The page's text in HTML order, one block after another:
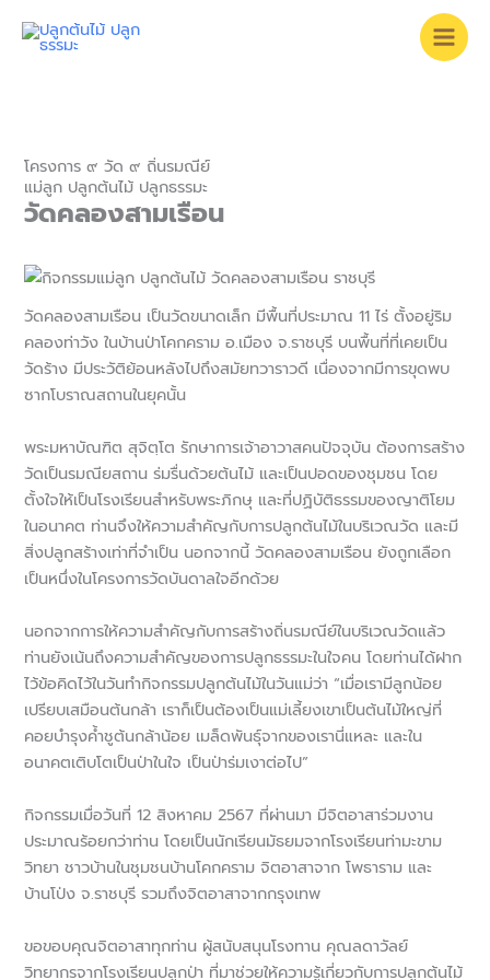
โครงการ ๙ วัด ๙ ถิ่นรมณีย์
แม่ลูก ปลูกต้นไม้ ปลูกธรรมะ
วัดคลองสามเรือน
วัดคลองสามเรือน เป็นวัดขนาดเล็ก มีพื้นที่ประมาณ 11 ไร่ ตั้งอยู่ริม
คลองท่าวัง ในบ้านป่าโคกคราม อ.เมือง จ.ราชบุรี บนพื้นที่ที่เคยเป็น
วัดร้าง มีประวัติย้อนหลังไปถึงสมัยทวาราวดี เนื่องจากมีการขุดพบ
ซากโบราณสถานในยุคนั้น
พระมหาบัณฑิต สุจิตฺโต รักษาการเจ้าอาวาสคนปัจจุบัน ต้องการสร้าง
วัดเป็นรมณียสถาน ร่มรื่นด้วยต้นไม้ และเป็นปอดของชุมชน โดย
ตั้งใจให้เป็นโรงเรียนสำหรับพระภิกษุ และที่ปฏิบัติธรรมของญาติโยม
ในอนาคต ท่านจึงให้ความสำคัญกับการปลูกต้นไม้ในบริเวณวัด และมี
สิ่งปลูกสร้างเท่าที่จำเป็น นอกจากนี้ วัดคลองสามเรือน ยังถูกเลือก
เป็นหนึ่งในโครงการวัดบันดาลใจอีกด้วย
นอกจากการให้ความสำคัญกับการสร้างถิ่นรมณีย์ในบริเวณวัดแล้ว
ท่านยังเน้นถึงความสำคัญของการปลูกธรรมะในใจคน โดยท่านได้ฝาก
ไว้ข้อคิดไว้ในวันทำกิจกรรมปลูกต้นไม้ในวันแม่ว่า “เมื่อเรามีลูกน้อย
เปรียบเสมือนต้นกล้า เราก็เป็นต้องเป็นแม่เลี้ยงเขาเป็นต้นไม้ใหญ่ที่
คอยบํารุงค้ำชูต้นกล้าน้อย เมล็ดพันธุ์จากของเรานี่แหละ และใน
อนาคตเติบโตเป็นป่าในใจ เป็นป่าร่มเงาต่อไป”
กิจกรรมเมื่อวันที่ 12 สิงหาคม 2567 ที่ผ่านมา มีจิตอาสาร่วมงาน
ประมาณร้อยกว่าท่าน โดยเป็นนักเรียนมัธยมจากโรงเรียนท่ามะขาม
วิทยา ชาวบ้านในชุมชนบ้านโคกคราม จิตอาสาจาก โพธาราม และ
บ้านโป่ง จ.ราชบุรี รวมถึงจิตอาสาจากกรุงเทพ
ขอขอบคุณจิตอาสาทุกท่าน ผู้สนับสนุนโรงทาน คุณลดาวัลย์
วิทยากรจากโรงเรียนปลูกป่า ที่มาช่วยให้ความรู้เกี่ยวกับการปลูกต้นไม้